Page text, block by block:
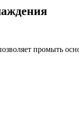
промыть